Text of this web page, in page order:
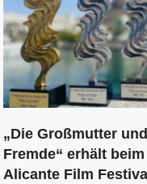
„Die Großmutter
Fremde“ erhält beim
Alicante Film